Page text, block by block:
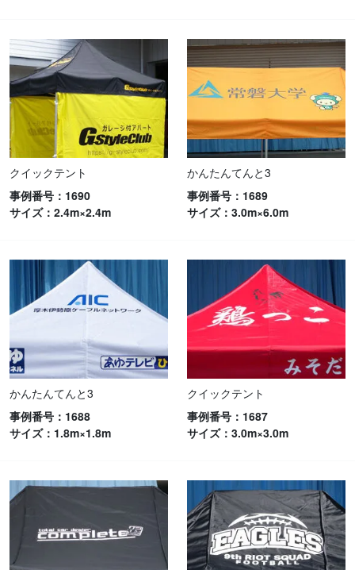
クイックテント
事例番号：1690
サイズ：2.4m×2.4m
かんたんてんと3
事例番号：1689
サイズ：3.0m×6.0m
かんたんてんと3
事例番号：1688
サイズ：1.8m×1.8m
クイックテント
事例番号：1687
サイズ：3.0m×3.0m